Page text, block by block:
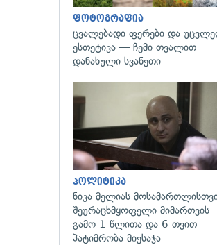
ფოტოგრაფია
ცვალებადი ფერები და
ესთეტიკა — ჩემი თვალით
დანახული სვანეთი
პოლიტიკა
ნიკა მელიას
შეურაცხმყოფელი მიმართვის
გამო 1 წლითა და 6 თვით
პატიმრობა მიესაჯა